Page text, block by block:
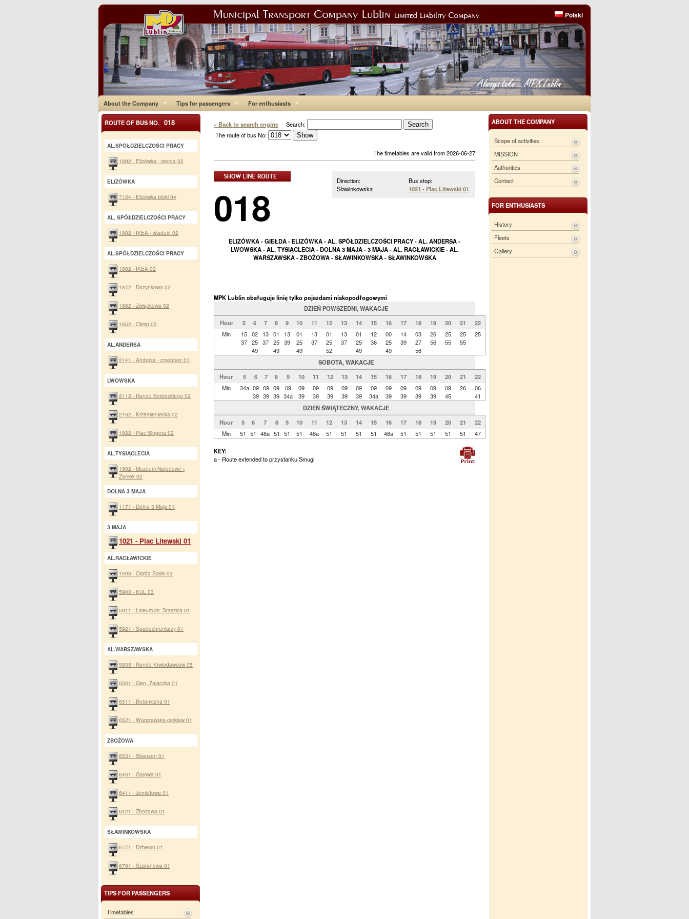
Polski
About the Company Tips for passengers For enthusiasts
ABOUT THE COMPANY
Scope of activities
MISSION
Authorities
Contact
FOR ENTHUSIASTS
History
Fleets
Gallery
« Back to search engine Search:
The route of bus No:
The timetables are valid from 2026-06-27
Bus stop:
1021 - Plac Litewski 01
Direction:
Sławinkowska
018
ELIZÓWKA - GIEŁDA - ELIZÓWKA - AL. SPÓŁDZIELCZOŚCI PRACY - AL. ANDERSA -
LWOWSKA - AL. TYSIĄCLECIA - DOLNA 3 MAJA - 3 MAJA - AL. RACŁAWICKIE - AL.
WARSZAWSKA - ZBOŻOWA - SŁAWINKOWSKA - SŁAWINKOWSKA
MPK Lublin obsługuje linię tylko pojazdami niskopodłogowymi
DZIEŃ POWSZEDNI, WAKACJE
Hour
5 6 7 8 9 10 11 12 13 14 15 16 17 18 19 20 21
22
Min
15
37
02
25
49
13
37
01
25
49
13
39
01
25
49
13
37
01
25
52
13
37
01
25
49
12
36
00
25
49
14
39
03
27
56
26
56
25
55
25
55
25
SOBOTA, WAKACJE
Hour
5 6 7 8 9 10 11 12 13 14 15 16 17 18 19 20 21
22
Min
34a 09
39
09
39
09
39
09
34a
09
39
09
39
09
39
09
39
09
39
09
34a
09
39
09
39
09
39
09
39
09
45
26
06
41
DZIEŃ ŚWIĄTECZNY, WAKACJE
Hour
5 6 7 8 9 10 11 12 13 14 15 16 17 18 19 20 21
22
Min
51 51 48a 51 51 51 48a 51 51 51 51 48a 51 51 51 51 51 47
KEY:
a - Route extended to przystanku Smugi
ROUTE OF BUS NO. 018
AL.SPÓŁDZIELCZOŚCI PRACY
1892 - Elizówka - giełda 02
ELIZÓWKA
7124 - Elizówka bloki 04
AL. SPÓŁDZIELCZOŚCI PRACY
1982 - IKEA - wiadukt 02
AL.SPÓŁDZIELCZOŚCI PRACY
1882 - IKEA 02
1872 - Dożynkowa 02
1862 - Związkowa 02
1852 - Olimp 02
AL.ANDERSA
2141 - Andersa - cmentarz 01
LWOWSKA
2112 - Rondo Berbeckiego 02
2102 - Krzemieniecka 02
1922 - Plac Singera 02
AL.TYSIĄCLECIA
1902 - Muzeum Narodowe -
Zamek 02
DOLNA 3 MAJA
1171 - Dolna 3 Maja 01
3 MAJA
1021 - Plac Litewski 01
AL.RACŁAWICKIE
1003 - Ogród Saski 03
5903 - KUL 03
5911 - Liceum im. Staszica 01
5921 - Spadochroniarzy 01
AL.WARSZAWSKA
5935 - Rondo Krwiodawców 05
6501 - Gen. Zajączka 01
6511 - Botaniczna 01
6521 - Warszawska-cerkiew 01
ZBOŻOWA
6531 - Skansen 01
6401 - Gajowa 01
6411 - Jemiołowa 01
6421 - Zbożowa 01
SŁAWINKOWSKA
6771 - Dzbenin 01
6791 - Szafanowa 01
TIPS FOR PASSENGERS
Timetables